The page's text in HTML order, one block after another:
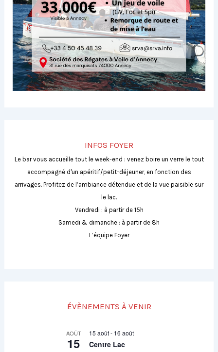
INFOS FOYER
Le bar vous accueille tout le week-end : venez boire un verre le tout
accompagné d'un apéritif/petit-déjeuner, en fonction des
arrivages. Profitez de l’ambiance détendue et de la vue paisible sur
le lac.
Vendredi : à partir de 15h
Samedi & dimanche : à partir de 8h
L’équipe Foyer
ÉVÈNEMENTS À VENIR
AOÛT
15
15 août- 16 août
Centre Lac